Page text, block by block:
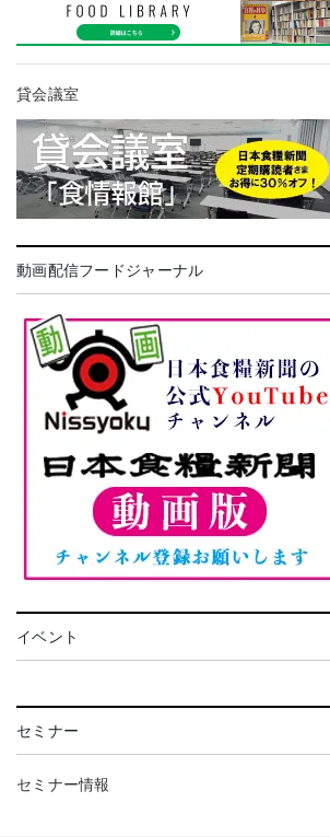
貸会議室
動画配信フードジャーナル
イベント
セミナー
セミナー情報